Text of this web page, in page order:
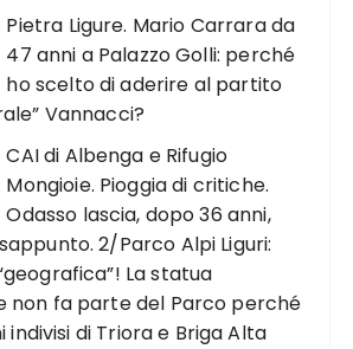
Pietra Ligure. Mario Carrara da
47 anni a Palazzo Golli: perché
ho scelto di aderire al partito
Vannacci?
CAI di Albenga e Rifugio
Mongioie. Pioggia di critiche.
Odasso lascia, dopo 36 anni,
2/Parco Alpi Liguri:
La statua
non fa parte del Parco perché
indivisi di Triora e Briga Alta